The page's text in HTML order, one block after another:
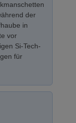
der
in
vor
Si-Tech-
für